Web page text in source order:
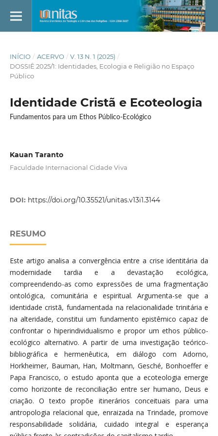
INÍCIO / ACERVO / V. 13 N. 1 (2025) /
DOSSIÊ 2025/1: Identidades, Ecologia e Religião no Espaço
Público
Identidade Cristã e Ecoteologia
Fundamentos para um Ethos Público-Ecológico
Kauan Taranto
Faculdade Internacional Cidade Viva
DOI: https://doi.org/10.35521/unitas.v13i1.3144
RESUMO
Este artigo analisa a convergência entre a crise identitária da
modernidade tardia e a devastação ecológica,
compreendendo-as como expressões de uma fragmentação
ontológica, comunitária e espiritual. Argumenta-se que a
identidade cristã, fundamentada na relacionalidade trinitária e
na alteridade, constitui um fundamento epistêmico capaz de
confrontar o hiperindividualismo e propor um ethos público-
ecológico alternativo. A partir de uma investigação teórico-
bibliográfica e hermenêutica, em diálogo com Adorno,
Horkheimer, Bauman, Han, Moltmann, Gesché, Bonhoeffer e
Papa Francisco, o estudo aponta que a ecoteologia emerge
como horizonte de reconciliação entre ser humano, Deus e
criação. O texto propõe itinerários conceituais para uma
antropologia relacional que, enraizada na Trindade, promove
responsabilidade solidária, cuidado integral e esperança